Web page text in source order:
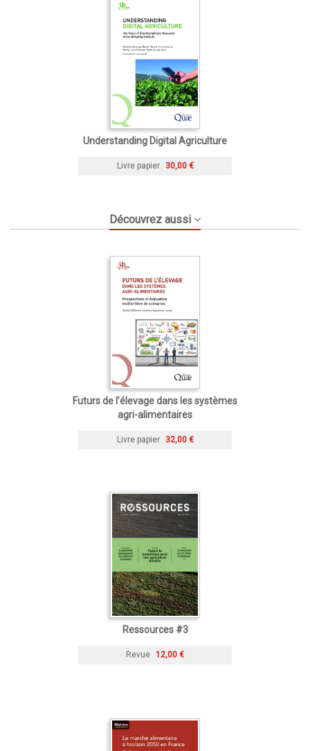
Understanding Digital Agriculture
Livre papier 30,00 €
Découvrez aussi
Futurs de l’élevage dans les systèmes
agri-alimentaires
Livre papier 32,00 €
Ressources #3
Revue 12,00 €